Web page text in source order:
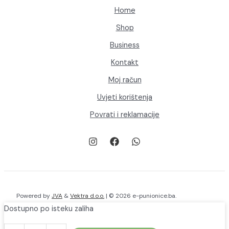
Home
Shop
Business
Kontakt
Moj račun
Uvjeti korištenja
Povrati i reklamacije
Powered byJVA &Vektra d.o.o. | © 2026 e-punionice.ba.
Dostupno po isteku zaliha